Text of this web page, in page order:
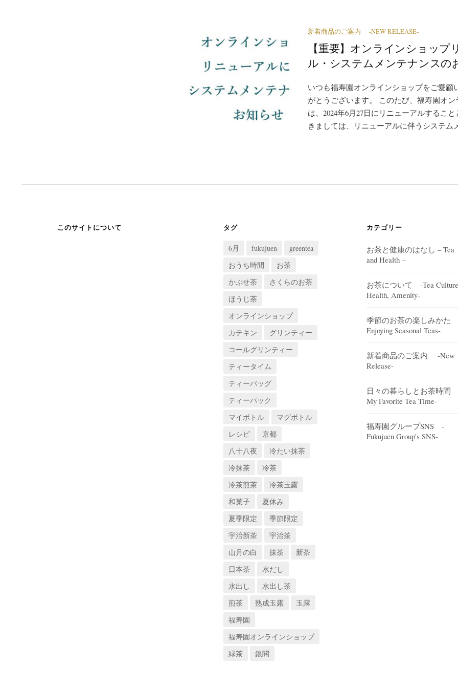
新着商品のご案内 -NEW RELEASE-
【重要】オンラインショップ
ル・システムメンテナンスの
いつも福寿園オンラインショップをご愛顧
がとうございます。 このたび、福寿園オ
は、2024年6月27日にリニューアルするこ
きましては、リニューアルに伴うシステム
このサイトについて タグ
6月 fukujuen
greentea
おうち時間
お茶
かぶせ茶
さくらのお茶
ほうじ茶
オンラインショップ
カテキン
グリンティー
コールグリンティー
ティータイム
ティーバッグ
ティーパック
マイボトル
マグボトル
レシピ
京都
八十八夜
冷たい抹茶
冷抹茶
冷茶
冷茶煎茶
冷茶玉露
和菓子
夏休み
夏季限定
季節限定
宇治新茶
宇治茶
山月の白
抹茶
新茶
日本茶
水だし
水出し
水出し茶
煎茶
熟成玉露
玉露
福寿園
福寿園オンラインショップ
緑茶
銀閣
カテゴリー
お茶と健康のはなし – Tea
and Health –
お茶について -Tea
Health, Amenity-
季節のお茶の楽しみかた
Enjoying Seasonal Teas-
新着商品のご案内 -New
Release-
日々の暮らしとお茶時間
My Favorite Tea Time-
福寿園グループSNS -
Fukujuen Group's SNS-